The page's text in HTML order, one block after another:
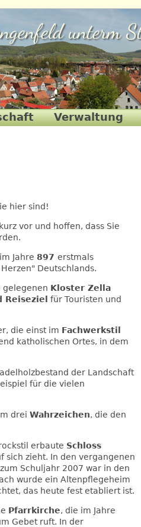
unterm
hier sind!
vor und hoffen, dass Sie
Jahre 897 erstmals
Deutschlands.
gelegenen Kloster Zella
Reiseziel
für Touristen und
die einst im Fachwerkstil
katholischen Ortes, in dem
der Landschaft
für die vielen
drei Wahrzeichen, die den
erbaute Schloss
sich zieht. In den vergangenen
Schuljahr 2007 war in den
wurde ein Altenpflegeheim
das heute fest etabliert ist.
Pfarrkirche, die im Jahre
Gebet ruft. In der
Verwaltung